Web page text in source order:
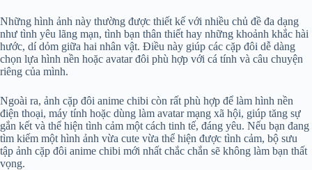
Những hình ảnh này thường được thiết kế với nhiều chủ đề đa dạng
như tình yêu lãng mạn, tình bạn thân thiết hay những khoảnh khắc hài
hước, dí dỏm giữa hai nhân vật. Điều này giúp các cặp đôi dễ dàng
chọn lựa hình nền hoặc avatar đôi phù hợp với cá tính và câu chuyện
riêng của mình.
Ngoài ra, ảnh cặp đôi anime chibi còn rất phù hợp để làm hình nền
điện thoại, máy tính hoặc dùng làm avatar mạng xã hội, giúp tăng sự
gắn kết và thể hiện tình cảm một cách tinh tế, đáng yêu. Nếu bạn đang
tìm kiếm một hình ảnh vừa cute vừa thể hiện được tình cảm, bộ sưu
tập ảnh cặp đôi anime chibi mới nhất chắc chắn sẽ không làm bạn thất
vọng.